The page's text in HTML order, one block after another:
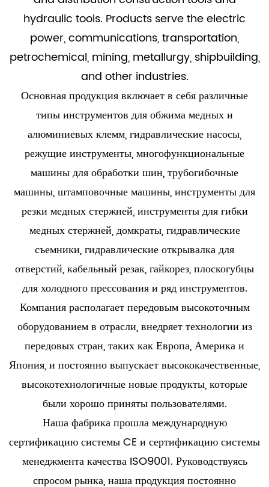
hydraulic tools. Products serve the electric
power, communications, transportation,
petrochemical, mining, metallurgy, shipbuilding,
and other industries.
Основная продукция включает в себя различные
типы инструментов для обжима медных и
алюминиевых клемм, гидравлические насосы,
режущие инструменты, многофункциональные
машины для обработки шин, трубогибочные
машины, штамповочные машины, инструменты для
резки медных стержней, инструменты для гибки
медных стержней, домкраты, гидравлические
съемники, гидравлические открывалка для
отверстий, кабельный резак, гайкорез, плоскогубцы
для холодного прессования и ряд инструментов.
Компания располагает передовым высокоточным
оборудованием в отрасли, внедряет технологии из
передовых стран, таких как Европа, Америка и
Япония, и постоянно выпускает высококачественные,
высокотехнологичные новые продукты, которые
были хорошо приняты пользователями.
Наша фабрика прошла международную
сертификацию системы CE и сертификацию системы
менеджмента качества ISO9001. Руководствуясь
спросом рынка, наша продукция постоянно